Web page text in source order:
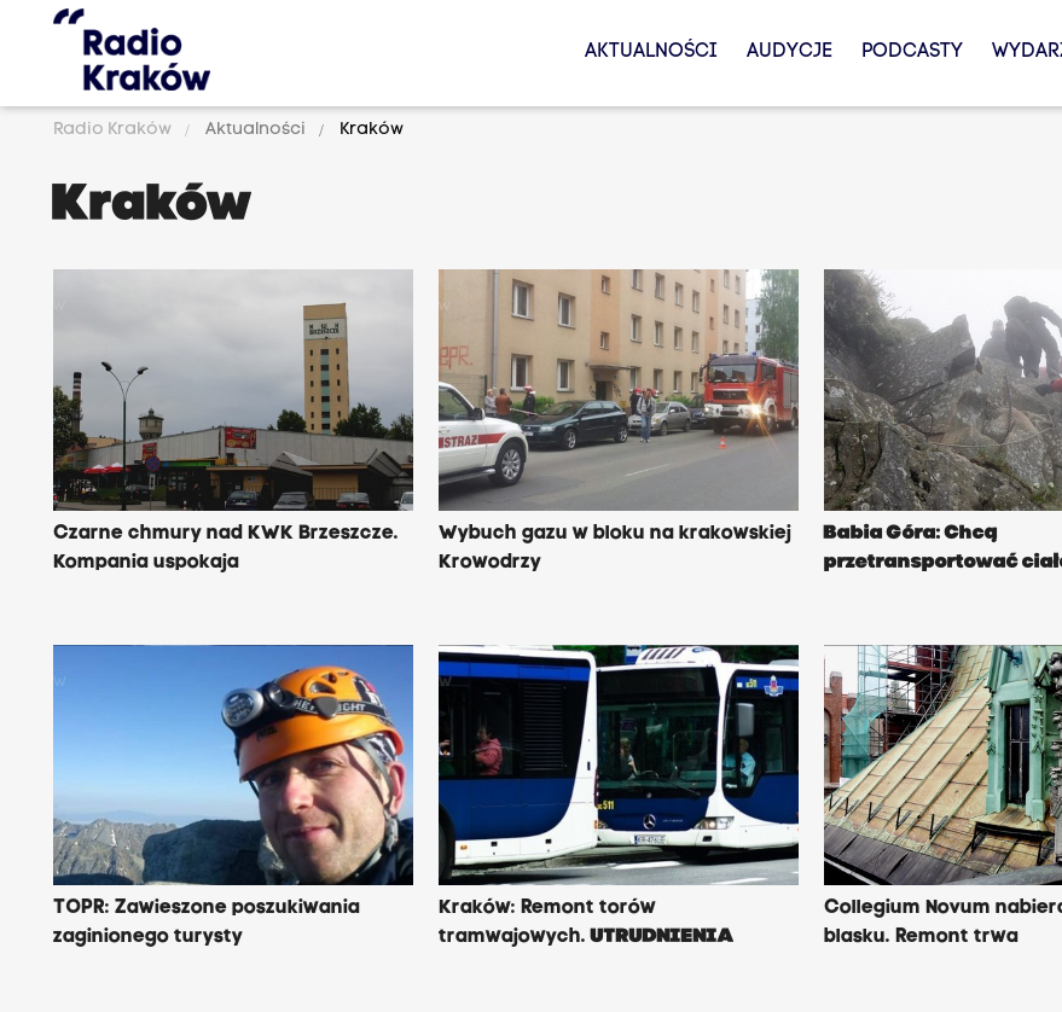
AKTUALNOŚCI AUDYCJE PODCASTY
Radio Kraków Aktualności Kraków
Kraków
Czarne chmury nad KWK Brzeszcze.
Kompania uspokaja
Wybuch gazu w bloku na krakowskiej
Krowodrzy
Babia Góra: Chcą
przetransportować
TOPR: Zawieszone poszukiwania
zaginionego turysty
Kraków: Remont torów
tramwajowych.UTRUDNIENIA
Collegium Novum
blasku. Remont trwa